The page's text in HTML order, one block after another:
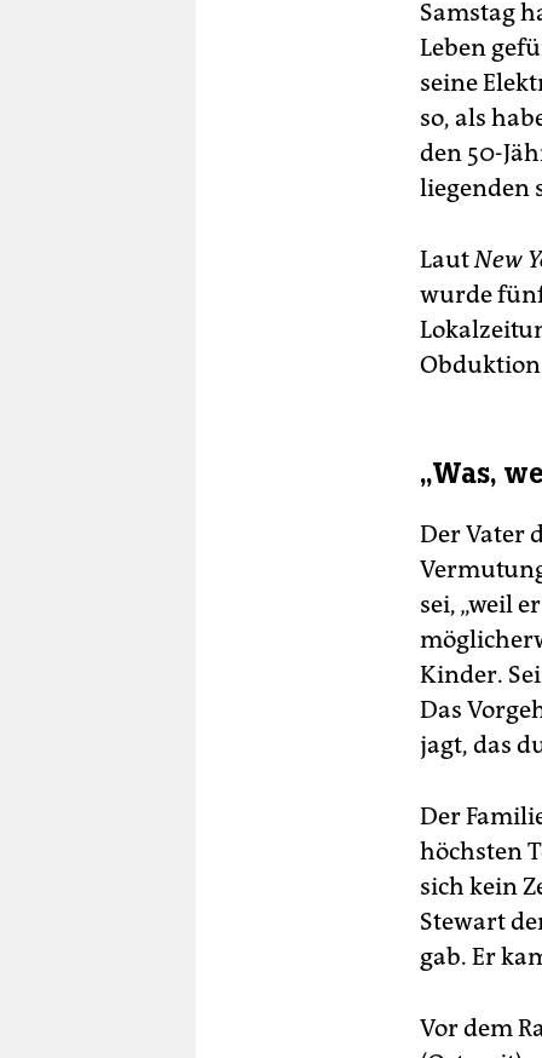
Samstag
Leben
seine
so, als
den 50-
liegenden
LautNew
wurde
„Was,
Der Vater
sei, „weil
Kinder.
Das
jagt, das
Der
höchsten
sich kein
Stewart
gab. Er
Vor dem